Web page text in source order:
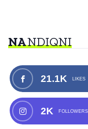
NANDIQNI
21.1K LIKES
2K FOLLOWERS